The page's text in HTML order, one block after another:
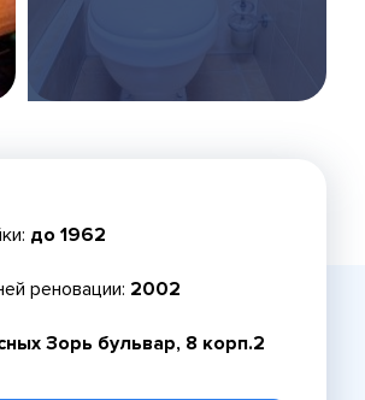
до 1962
реновации: 2002
Зорь бульвар, 8 корп.2